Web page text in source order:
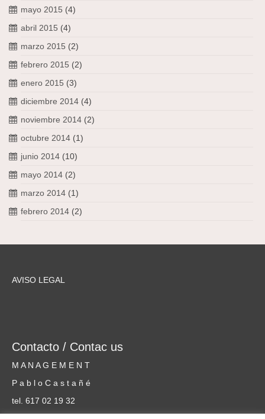
mayo 2015 (4)
abril 2015 (4)
marzo 2015 (2)
febrero 2015 (2)
enero 2015 (3)
diciembre 2014 (4)
noviembre 2014 (2)
octubre 2014 (1)
junio 2014 (10)
mayo 2014 (2)
marzo 2014 (1)
febrero 2014 (2)
AVISO LEGAL
Contacto / Contac us
M A N A G E M E N T
P a b l o C a s t a ñ é
tel. 617 02 19 32